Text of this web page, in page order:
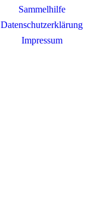
Sammelhilfe
Datenschutzerklärung
Impressum